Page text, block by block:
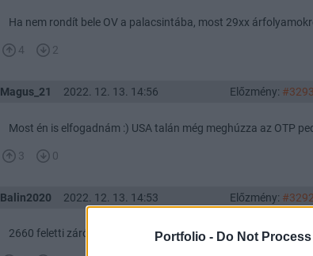
Portfolio - Do Not
Ha nem rondít bele OV a palacsintába, most 29xx
4 2
Magus_21 2022. 12. 13. 14:56 Előzmény: #3293
Most én is elfogadnám :) USA talán még meghúzza az OTP
3 0
Balin2020 2022. 12. 13. 14:53 Előzmény: #3292
2660 feletti záró jó lenne! :)